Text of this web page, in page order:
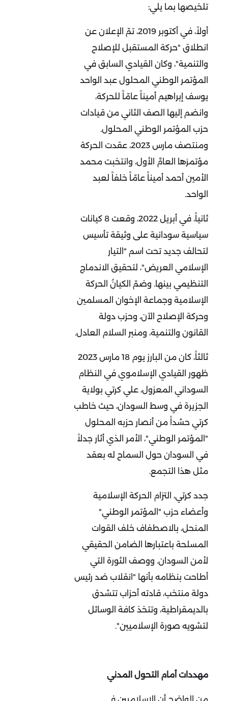
تلخيصها بما يلي:
أولاً، في أكتوبر 2019، تمّ الإعلان عن
انطلاق "حركة المستقبل للإصلاح
والتنمية"، وكان القيادي السابق في
المؤتمر الوطني المحلول عبد الواحد
يوسف إبراهيم أميناً عامّاً للحركة،
وانضم إليها الصف الثاني من قيادات
حزب المؤتمر الوطني المحلول.
ومنتصف مارس 2023، عقدت الحركة
مؤتمرَها العامَّ الأول، وانتخبت محمد
الأمين أحمد أميناً عامّاً خلفاً لعبد
الواحد.
ثانياً، في أبريل 2022، وقعت 8 كيانات
سياسية سودانية على وثيقة تأسيس
لتحالف جديد تحت اسم "التيار
الإسلامي العريض"، لتحقيق الاندماج
التنظيمي بينها. وضمّ الكيانُ الحركة
الإسلامية وجماعة الإخوان المسلمين
وحركة الإصلاح الآن، وحزب دولة
القانون والتنمية، ومنبر السلام العادل.
ثالثاً، كان من البارز يوم 18 مارس 2023
ظهور القيادي الإسلاموي في النظام
السوداني المعزول، علي كرتي بولاية
الجزيرة في وسط السودان، حيث خاطب
كرتي حشداً من أنصار حزبه المحلول
"المؤتمر الوطني"، الأمر الذي أثار جدلاً
في السودان حول السماح له بعقد
مثل هذا التجمع.
جدد كرتي، التزام الحركة الإسلامية
وأعضاء حزب "المؤتمر الوطني"
المنحل، بالاصطفاف خلف القوات
المسلحة باعتبارها الضامن الحقيقي
لأمن السودان. ووصف الثورة التي
أطاحت بنظامه بأنها "انقلاب ضد رئيس
دولة منتخب، قادته أحزاب تتشدق
بالديمقراطية، وتتخذ كافة الوسائل
لتشويه صورة الإسلاميين".
مهددات أمام التحول المدني